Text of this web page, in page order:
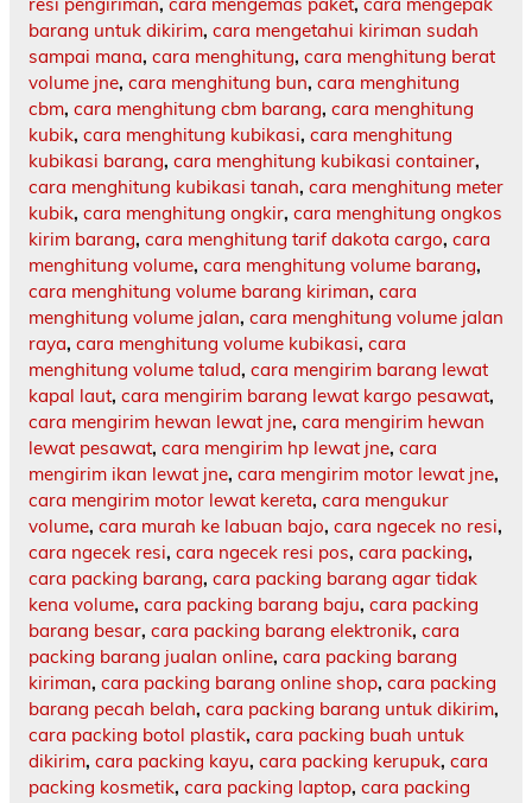
resi pengiriman, cara mengemas paket, cara mengepak
barang untuk dikirim, cara mengetahui kiriman sudah
sampai mana, cara menghitung, cara menghitung berat
volume jne, cara menghitung bun, cara menghitung
cbm, cara menghitung cbm barang, cara menghitung
kubik, cara menghitung kubikasi, cara menghitung
kubikasi barang, cara menghitung kubikasi container,
cara menghitung kubikasi tanah, cara menghitung meter
kubik, cara menghitung ongkir, cara menghitung ongkos
kirim barang, cara menghitung tarif dakota cargo, cara
menghitung volume, cara menghitung volume barang,
cara menghitung volume barang kiriman, cara
menghitung volume jalan, cara menghitung volume jalan
raya, cara menghitung volume kubikasi, cara
menghitung volume talud, cara mengirim barang lewat
kapal laut, cara mengirim barang lewat kargo pesawat,
cara mengirim hewan lewat jne, cara mengirim hewan
lewat pesawat, cara mengirim hp lewat jne, cara
mengirim ikan lewat jne, cara mengirim motor lewat jne,
cara mengirim motor lewat kereta, cara mengukur
volume, cara murah ke labuan bajo, cara ngecek no resi,
cara ngecek resi, cara ngecek resi pos, cara packing,
cara packing barang, cara packing barang agar tidak
kena volume, cara packing barang baju, cara packing
barang besar, cara packing barang elektronik, cara
packing barang jualan online, cara packing barang
kiriman, cara packing barang online shop, cara packing
barang pecah belah, cara packing barang untuk dikirim,
cara packing botol plastik, cara packing buah untuk
dikirim, cara packing kayu, cara packing kerupuk, cara
packing kosmetik, cara packing laptop, cara packing